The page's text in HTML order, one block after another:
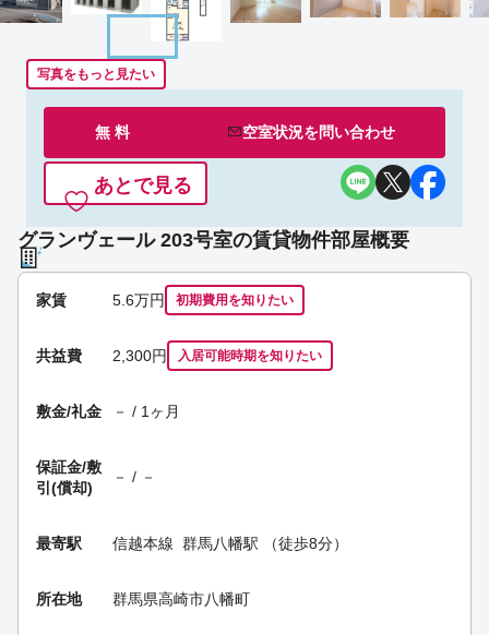
写真をもっと見たい
無 料 空室状況を問い合わせ
あとで見る
グランヴェール 203号室の賃貸物件部屋概要
家賃 5.6万円 初期費用を知りたい
共益費 2,300円 入居可能時期を知りたい
敷金/礼金 － / 1ヶ月
保証金/敷
引(償却)
－ / －
最寄駅 信越本線 群馬八幡駅 （徒歩8分）
所在地 群馬県高崎市八幡町